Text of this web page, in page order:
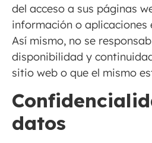
del acceso a sus páginas
información o aplicaciones
Así mismo, no se
disponibilidad y
sitio web o que el mismo
datos